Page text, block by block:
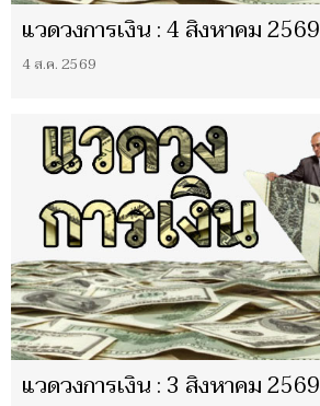
แวดวงการเงิน : 4 สิงหาคม 2569
4 ส.ค. 2569
แวดวงการเงิน : 3 สิงหาคม 2569